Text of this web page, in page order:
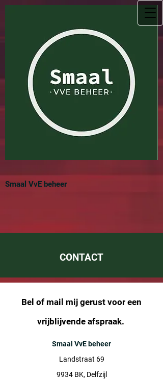
Smaal VvE beheer
CONTACT
Bel of mail mij gerust voor een
vrijblijvende afspraak.
Smaal VvE beheer
Landstraat 69
9934 BK, Delfzijl